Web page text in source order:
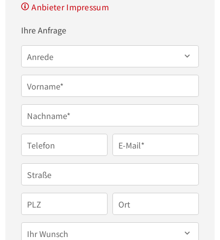
Anbieter Impressum
Ihre Anfrage
Anrede
Vorname*
Nachname*
Telefon E-Mail*
Straße
PLZ Ort
Ihr Wunsch